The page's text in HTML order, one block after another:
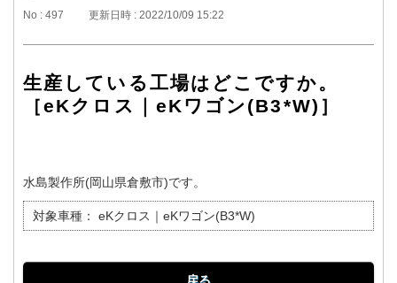
No : 497 更新日時 : 2022/10/09 15:22
生産している工場はどこですか。
［eKクロス｜eKワゴン(B3*W)］
水島製作所(岡山県倉敷市)です。
対象車種： eKクロス｜eKワゴン(B3*W)
戻る